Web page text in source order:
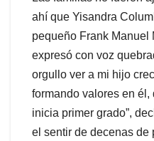
ahí que Yisandra
pequeño Frank Manuel
expresó con voz
orgullo ver a mi hijo
formando valores en
inicia primer grado”,
el sentir de decenas de